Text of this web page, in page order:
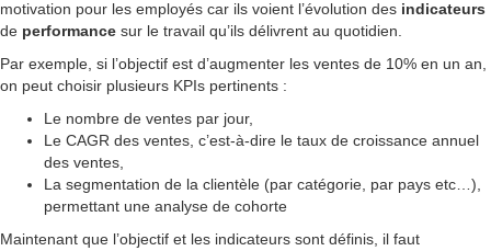
motivation pour les employés car ils voient l’évolution des indicateurs
de performance sur le travail qu’ils délivrent au quotidien.
Par exemple, si l’objectif est d’augmenter les ventes de 10% en un an,
on peut choisir plusieurs KPIs pertinents :
Le nombre de ventes par jour,
Le CAGR des ventes, c’est-à-dire le taux de croissance annuel
des ventes,
La segmentation de la clientèle (par catégorie, par pays etc…),
permettant une analyse de cohorte
Maintenant que l’objectif et les indicateurs sont définis, il faut